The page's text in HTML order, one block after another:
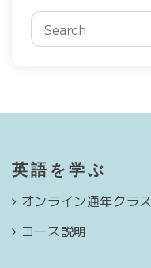
英語を学ぶ
オンライン通年クラス
コース説明